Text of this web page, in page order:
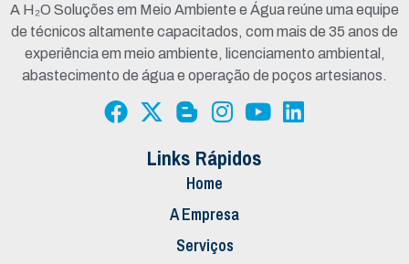
A H₂O Soluções em Meio Ambiente e Água reúne uma equipe
de técnicos altamente capacitados, com mais de 35 anos de
experiência em meio ambiente, licenciamento ambiental,
abastecimento de água e operação de poços artesianos.
Links Rápidos
Home
A Empresa
Serviços